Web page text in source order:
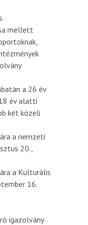
mellett
a 26 év
év alatti
két közeli
a nemzeti
20.,
a Kulturális
16.
igazolvány